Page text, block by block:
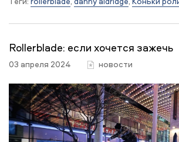
Rollerblade: если хочется зажечь
03 апреля 2024 новости